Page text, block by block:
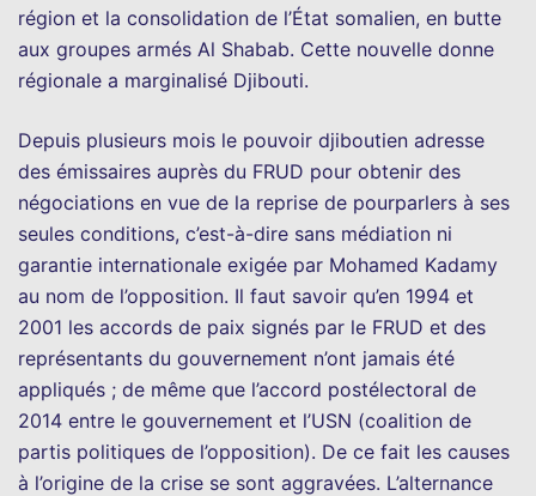
région et la consolidation de l’État somalien, en butte
aux groupes armés Al Shabab. Cette nouvelle donne
régionale a marginalisé Djibouti.
Depuis plusieurs mois le pouvoir djiboutien adresse
des émissaires auprès du FRUD pour obtenir des
négociations en vue de la reprise de pourparlers à ses
seules conditions, c’est-à-dire sans médiation ni
garantie internationale exigée par Mohamed Kadamy
au nom de l’opposition. Il faut savoir qu’en 1994 et
2001 les accords de paix signés par le FRUD et des
représentants du gouvernement n’ont jamais été
appliqués ; de même que l’accord postélectoral de
2014 entre le gouvernement et l’USN (coalition de
partis politiques de l’opposition). De ce fait les causes
à l’origine de la crise se sont aggravées. L’alternance